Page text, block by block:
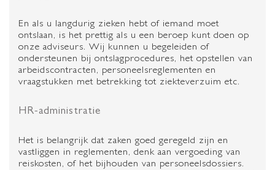
En als u langdurig zieken hebt of iemand moet
ontslaan, is het prettig als u een beroep kunt doen op
onze adviseurs. Wij kunnen u begeleiden of
ondersteunen bij ontslagprocedures, het opstellen van
arbeidscontracten, personeelsreglementen en
vraagstukken met betrekking tot ziekteverzuim etc.
HR-administratie
Het is belangrijk dat zaken goed geregeld zijn en
vastliggen in reglementen, denk aan vergoeding van
reiskosten, of het bijhouden van personeelsdossiers.